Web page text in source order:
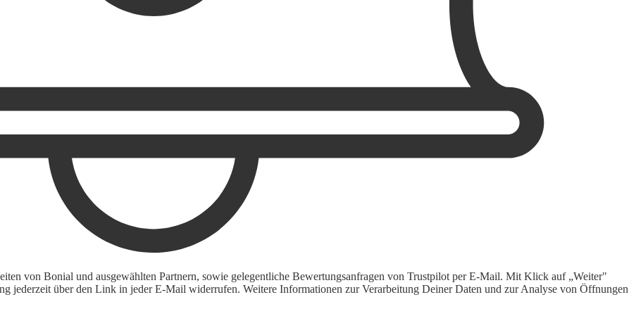
von Bonial und ausgewählten Partnern, sowie gelegentliche Bewertungsanfragen von Trustpilot per E-Mail. Mit Klick auf „Weiter"
jederzeit über den Link in jeder E-Mail widerrufen. Weitere Informationen zur Verarbeitung Deiner Daten und zur Analyse von Öffnungen